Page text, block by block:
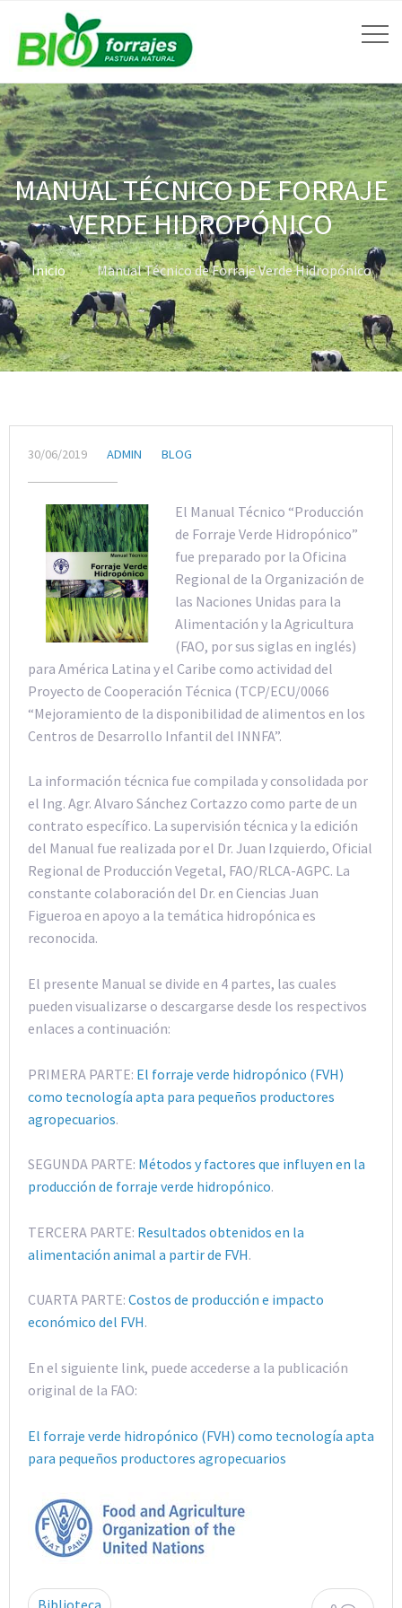
MANUAL TÉCNICO DE FORRAJE
VERDE HIDROPÓNICO
Inicio Manual Técnico de Forraje Verde Hidropónico
30/06/2019 ADMIN BLOG
El Manual Técnico “Producción
de Forraje Verde Hidropónico”
fue preparado por la Oficina
Regional de la Organización de
las Naciones Unidas para la
Alimentación y la Agricultura
(FAO, por sus siglas en inglés)
para América Latina y el Caribe como actividad del
Proyecto de Cooperación Técnica (TCP/ECU/0066
“Mejoramiento de la disponibilidad de alimentos en los
Centros de Desarrollo Infantil del INNFA”.
La información técnica fue compilada y consolidada por
el Ing. Agr. Alvaro Sánchez Cortazzo como parte de un
contrato específico. La supervisión técnica y la edición
del Manual fue realizada por el Dr. Juan Izquierdo, Oficial
Regional de Producción Vegetal, FAO/RLCA-AGPC. La
constante colaboración del Dr. en Ciencias Juan
Figueroa en apoyo a la temática hidropónica es
reconocida.
El presente Manual se divide en 4 partes, las cuales
pueden visualizarse o descargarse desde los respectivos
enlaces a continuación:
PRIMERA PARTE: El forraje verde hidropónico (FVH)
como tecnología apta para pequeños productores
agropecuarios.
SEGUNDA PARTE: Métodos y factores que influyen en la
producción de forraje verde hidropónico.
TERCERA PARTE: Resultados obtenidos en la
alimentación animal a partir de FVH.
CUARTA PARTE: Costos de producción e impacto
económico del FVH.
En el siguiente link, puede accederse a la publicación
original de la FAO:
El forraje verde hidropónico (FVH) como tecnología apta
para pequeños productores agropecuarios